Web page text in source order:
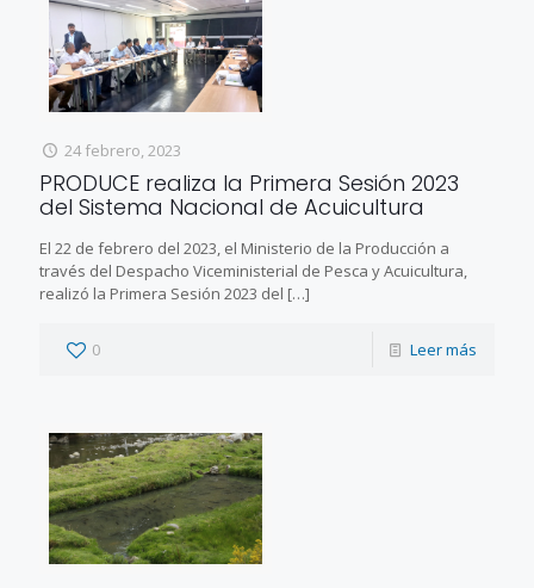
24 febrero, 2023
PRODUCE realiza la Primera Sesión 2023
del Sistema Nacional de Acuicultura
El 22 de febrero del 2023, el Ministerio de la Producción a
través del Despacho Viceministerial de Pesca y Acuicultura,
realizó la Primera Sesión 2023 del […]
0 Leer más